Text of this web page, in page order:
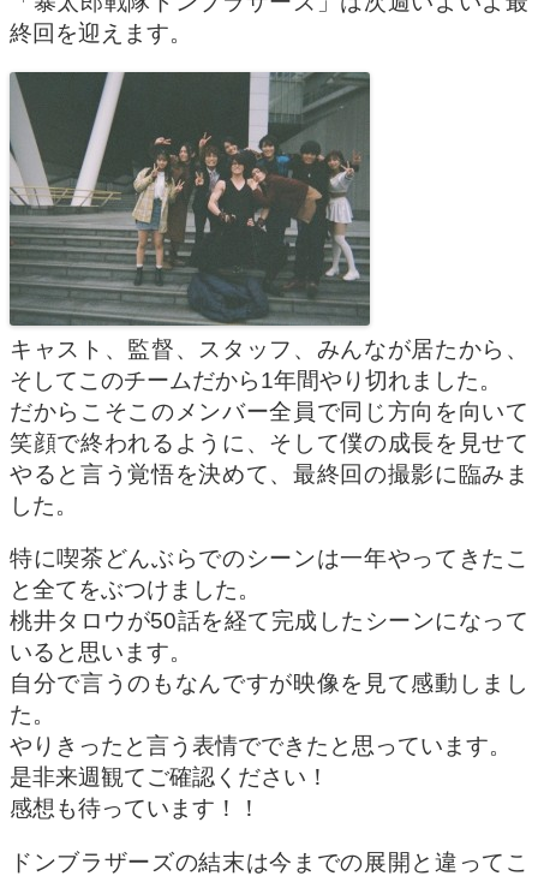
終回を迎えます。
キャスト、監督、スタッフ、みんなが居たから、
そしてこのチームだから1年間やり切れました。
だからこそこのメンバー全員で同じ方向を向いて
笑顔で終われるように、そして僕の成長を見せて
やると言う覚悟を決めて、最終回の撮影に臨みま
した。
特に喫茶どんぶらでのシーンは一年やってきたこ
と全てをぶつけました。
桃井タロウが50話を経て完成したシーンになって
いると思います。
自分で言うのもなんですが映像を見て感動しまし
た。
やりきったと言う表情でできたと思っています。
是非来週観てご確認ください！
感想も待っています！！
ドンブラザーズの結末は今までの展開と違ってこ